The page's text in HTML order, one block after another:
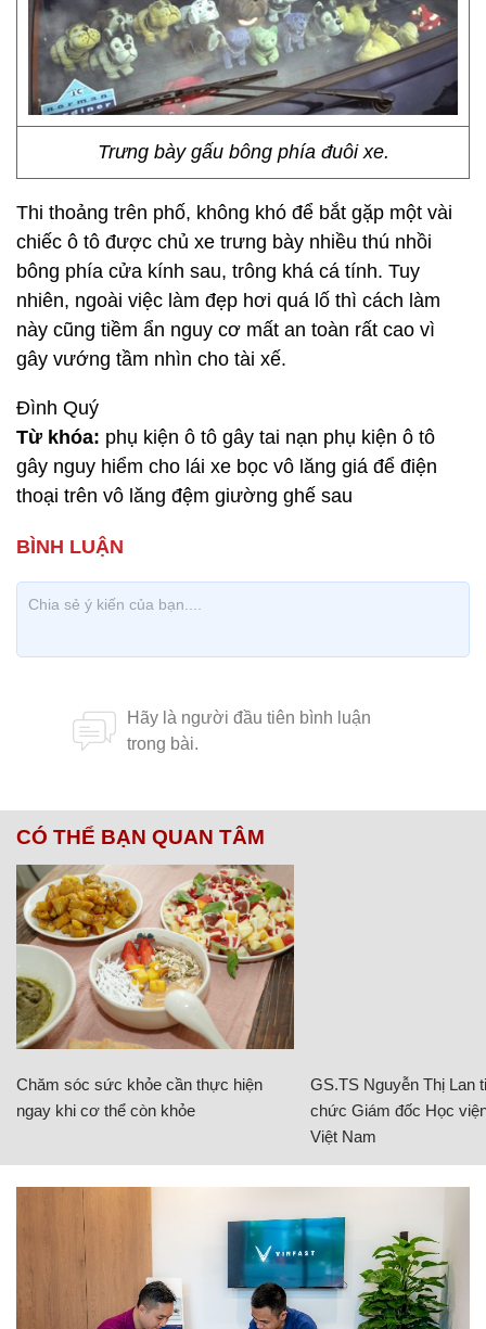
Trưng bày gấu bông phía đuôi xe.
Thi thoảng trên phố, không khó để bắt gặp một vài
chiếc ô tô được chủ xe trưng bày nhiều thú nhồi
bông phía cửa kính sau, trông khá cá tính. Tuy
nhiên, ngoài việc làm đẹp hơi quá lố thì cách làm
này cũng tiềm ẩn nguy cơ mất an toàn rất cao vì
gây vướng tầm nhìn cho tài xế.
Đình Quý
Từ khóa: phụ kiện ô tô gây tai nạn phụ kiện ô tô
gây nguy hiểm cho lái xe bọc vô lăng giá để điện
thoại trên vô lăng đệm giường ghế sau
CÓ THỂ BẠN QUAN TÂM
Chăm sóc sức khỏe cần thực hiện
ngay khi cơ thể còn khỏe
GS.TS Nguyễn Thị Lan
chức Giám đốc Học
Việt Nam